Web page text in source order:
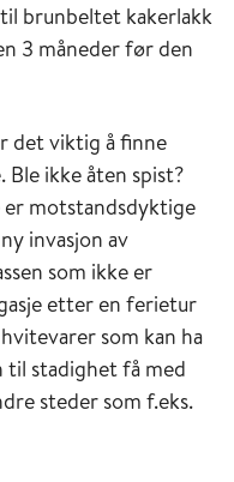
brunbeltet kakerlakk
3 måneder før den
det viktig å finne
ikke åten spist?
er motstandsdyktige
invasjon av
som ikke er
etter en ferietur
som kan ha
til stadighet få med
steder som f.eks.